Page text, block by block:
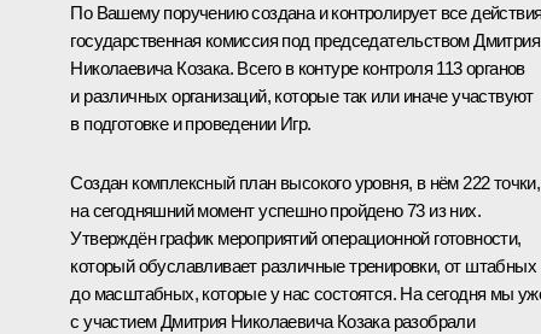
По Вашему поручению создана и контролирует все
государственная комиссия под председательством Дмитрия
Николаевича Козака. Всего в контуре контроля 113 органов
и различных организаций, которые так или иначе участвуют
в подготовке и проведении Игр.
Создан комплексный план высокого уровня, в нём 222 точки,
на сегодняшний момент успешно пройдено 73 из них.
Утверждён график мероприятий операционной готовности,
который обуславливает различные тренировки, от штабных
до масштабных, которые у нас состоятся. На сегодня мы
с участием Дмитрия Николаевича Козака разобрали